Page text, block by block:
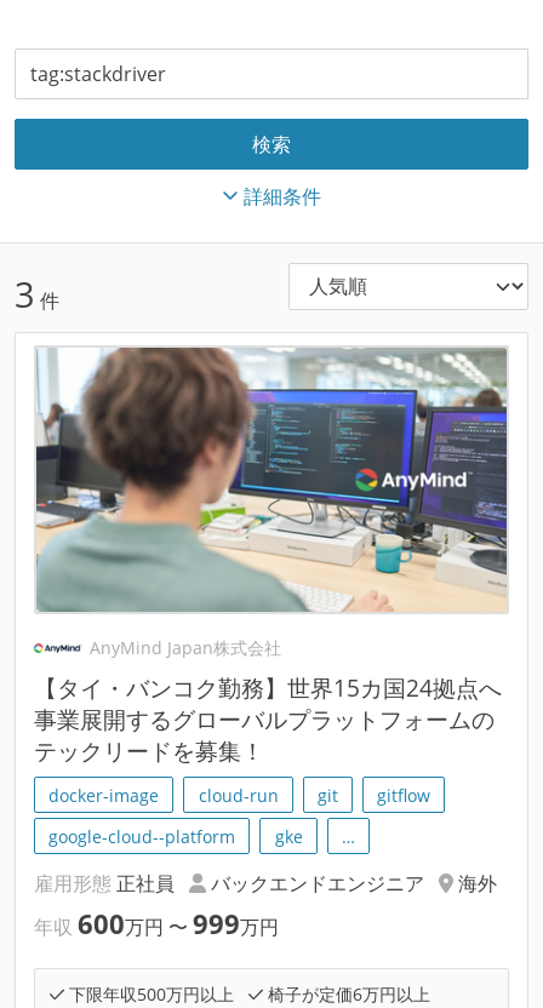
詳細条件
3 件
AnyMind Japan株式会社
【タイ・バンコク勤務】世界15カ国24拠点へ
事業展開するグローバルプラットフォームの
テックリードを募集！
docker-image cloud-run git
gitflow
google-cloud--platform
gke …
雇用形態 正社員 バックエンドエンジニア
海外
年収 600万円 〜 999万円
下限年収500万円以上
椅子が定価6万円以上